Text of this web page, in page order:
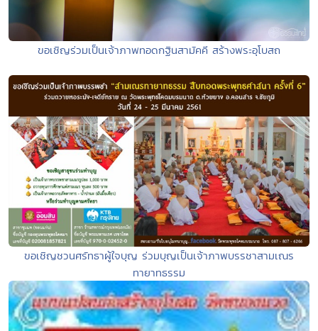
ขอเชิญร่วมเป็นเจ้าภาพทอดกฐินสามัคคี สร้างพระอุโบสถ
ขอเชิญชวนศรัทธาผู้ใจบุญ ร่วมบุญเป็นเจ้าภาพบรรชาสามเณร
ทายาทธรรม